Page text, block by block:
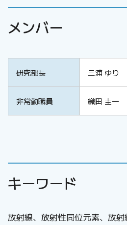
メンバー
研究部長 三浦 ゆり
非常勤職員 織田 圭一
キーワード
放射線、放射性同位元素、放